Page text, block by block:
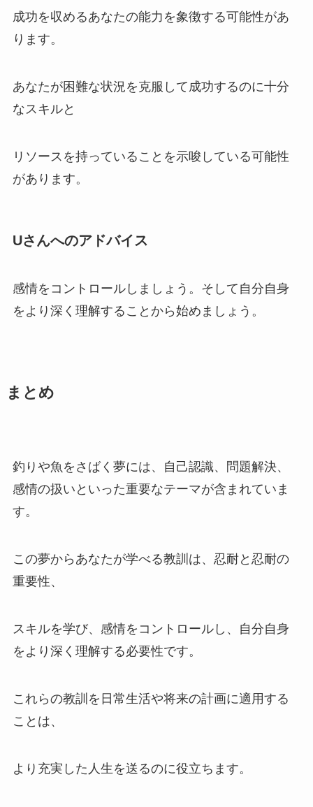
成功を収めるあなたの能力を象徴する可能性があ
ります。
あなたが困難な状況を克服して成功するのに十分
なスキルと
リソースを持っていることを示唆している可能性
があります。
Uさんへのアドバイス
感情をコントロールしましょう。そして自分自身
をより深く理解することから始めましょう。
まとめ
釣りや魚をさばく夢には、自己認識、問題解決、
感情の扱いといった重要なテーマが含まれていま
す。
この夢からあなたが学べる教訓は、忍耐と忍耐の
重要性、
スキルを学び、感情をコントロールし、自分自身
をより深く理解する必要性です。
これらの教訓を日常生活や将来の計画に適用する
ことは、
より充実した人生を送るのに役立ちます。